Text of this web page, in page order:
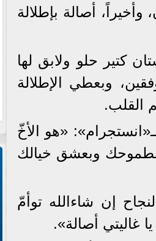
أصالة بإطلالة
كتير حلو ولابق لها
وبعطي الإطلالة
«هو الأخّ
وبعشق خيالك
إن شاءالله توأمّ
غاليتي أصالة».